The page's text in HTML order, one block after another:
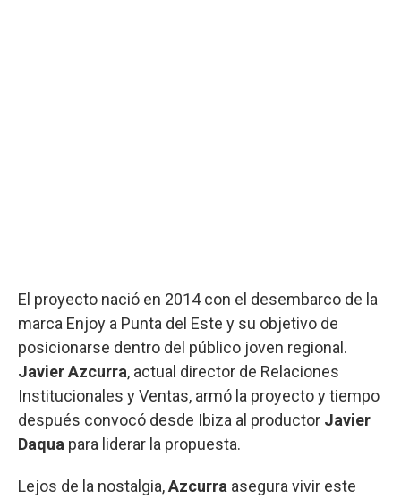
El proyecto nació en 2014 con el desembarco de la
marca Enjoy a Punta del Este y su objetivo de
posicionarse dentro del público joven regional.
Javier Azcurra, actual director de Relaciones
Institucionales y Ventas, armó la proyecto y tiempo
después convocó desde Ibiza al productor Javier
Daqua para liderar la propuesta.
Lejos de la nostalgia,Azcurra asegura vivir este